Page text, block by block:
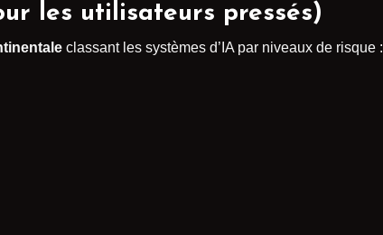
les utilisateurs pressés)
classant les systèmes d’IA par niveaux de risque :